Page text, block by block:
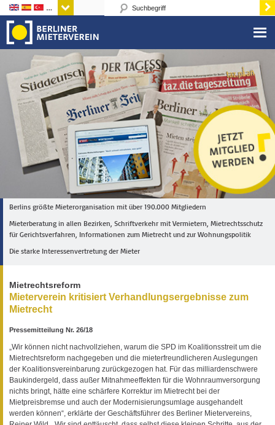
Sprachen
Berlins größte Mieterorganisation mit über 190.000 Mitgliedern
Mieterberatung in allen Bezirken, Schriftverkehr mit Vermietern, Mietrechtsschutz
für Gerichtsverfahren, Informationen zum Mietrecht und zur Wohnungspolitik
Die starke Interessenvertretung der Mieter
Mietrechtsreform
Mieterverein kritisiert Verhandlungsergebnisse zum
Mietrecht
Pressemitteilung Nr. 26/18
„Wir können nicht nachvollziehen, warum die SPD im Koalitionsstreit um die
Mietrechtsreform nachgegeben und die mieterfreundlicheren Auslegungen
der Koalitionsvereinbarung zurückgezogen hat. Für das milliardenschwere
Baukindergeld, dass außer Mitnahmeeffekten für die Wohnraumversorgung
nichts bringt, hätte eine schärfere Korrektur im Mietrecht bei der
Mietpreisbremse und auch der Modernisierungsumlage ausgehandelt
werden können“, erklärte der Geschäftsführer des Berliner Mietervereins,